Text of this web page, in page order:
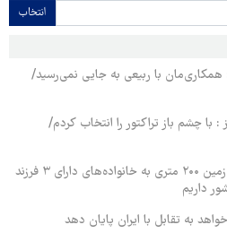
انتخاب
: همکاری‌مان با ربیعی به جایی نمی‌رسید/
: با چشم باز تراکتور را انتخاب کردم/
دبیر ستاد ملی جمعیت: اعطای زمین ۲۰۰ متری به خانواده‌های دارای ۳ فرزند
به تقابل با ایران پایان دهد